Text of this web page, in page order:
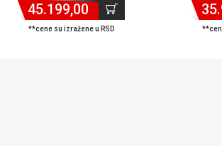
45.199,00
**cene su izražene u RSD